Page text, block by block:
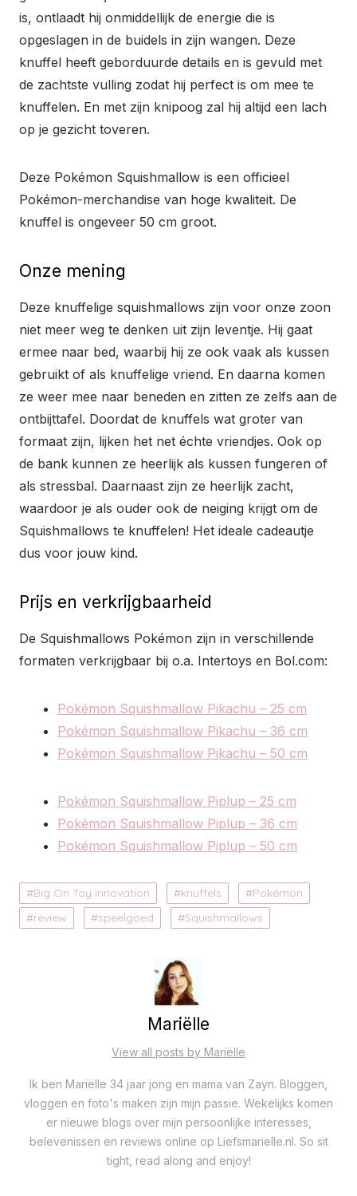
is, ontlaadt hij onmiddellijk de energie die is
opgeslagen in de buidels in zijn wangen. Deze
knuffel heeft geborduurde details en is gevuld met
de zachtste vulling zodat hij perfect is om mee te
knuffelen. En met zijn knipoog zal hij altijd een lach
op je gezicht toveren.
Deze Pokémon Squishmallow is een officieel
Pokémon-merchandise van hoge kwaliteit. De
knuffel is ongeveer 50 cm groot.
Onze mening
Deze knuffelige squishmallows zijn voor onze zoon
niet meer weg te denken uit zijn leventje. Hij gaat
ermee naar bed, waarbij hij ze ook vaak als kussen
gebruikt of als knuffelige vriend. En daarna komen
ze weer mee naar beneden en zitten ze zelfs aan de
ontbijttafel. Doordat de knuffels wat groter van
formaat zijn, lijken het net échte vriendjes. Ook op
de bank kunnen ze heerlijk als kussen fungeren of
als stressbal. Daarnaast zijn ze heerlijk zacht,
waardoor je als ouder ook de neiging krijgt om de
Squishmallows te knuffelen! Het ideale cadeautje
dus voor jouw kind.
Prijs en verkrijgbaarheid
De Squishmallows Pokémon zijn in verschillende
formaten verkrijgbaar bij o.a. Intertoys en Bol.com:
Pokémon Squishmallow Pikachu – 25 cm
Pokémon Squishmallow Pikachu – 36 cm
Pokémon Squishmallow Pikachu – 50 cm
Pokémon Squishmallow Piplup – 25 cm
Pokémon Squishmallow Piplup – 36 cm
Pokémon Squishmallow Piplup – 50 cm
Big On Toy Innovation knuffels
Pokémon
review
speelgoed Squishmallows
Mariëlle
View all posts by Mariëlle
Ik ben Mariëlle 34 jaar jong en mama van Zayn. Bloggen,
vloggen en foto's maken zijn mijn passie. Wekelijks komen
er nieuwe blogs over mijn persoonlijke interesses,
belevenissen en reviews online op Liefsmarielle.nl. So sit
tight, read along and enjoy!